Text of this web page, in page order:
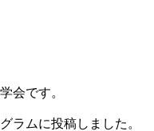
会です。
ラムに投稿しました。